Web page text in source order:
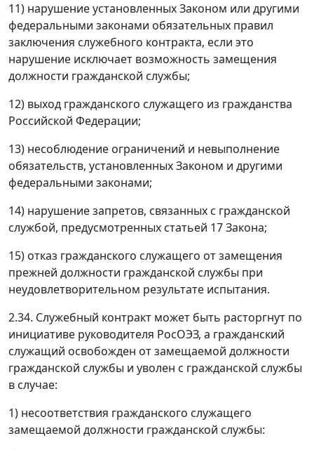
11) нарушение установленных Законом или другими
федеральными законами обязательных правил
заключения служебного контракта, если это
нарушение исключает возможность замещения
должности гражданской службы;
12) выход гражданского служащего из гражданства
Российской Федерации;
13) несоблюдение ограничений и невыполнение
обязательств, установленных Законом и другими
федеральными законами;
14) нарушение запретов, связанных с гражданской
службой, предусмотренных статьей 17 Закона;
15) отказ гражданского служащего от замещения
прежней должности гражданской службы при
неудовлетворительном результате испытания.
2.34. Служебный контракт может быть расторгнут по
инициативе руководителя РосОЭЗ, а гражданский
служащий освобожден от замещаемой должности
гражданской службы и уволен с гражданской службы
в случае:
1) несоответствия гражданского служащего
замещаемой должности гражданской службы: